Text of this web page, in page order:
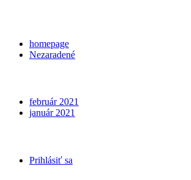
homepage
Nezaradené
február 2021
január 2021
Prihlásiť sa